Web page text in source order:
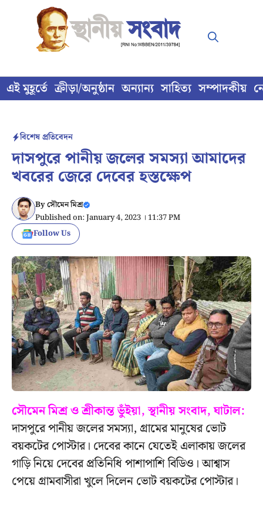
content
এই মুহূর্তে ক্রীড়া/অনুষ্ঠান অন্যান্য সাহিত্য সম্পাদকীয়
বিশেষ প্রতিবেদন
দাসপুরে পানীয় জলের সমস্যা আমাদের
খবরের জেরে দেবের হস্তক্ষেপ
Byসৌমেন মিশ্র
Published on: January 4, 2023 । 11:37 PM
Follow Us
সৌমেন মিশ্র ও শ্রীকান্ত ভুঁইয়া, স্থানীয় সংবাদ, ঘাটাল:
দাসপুরে পানীয় জলের সমস্যা, গ্রামের মানুষের ভোট
বয়কটের পোস্টার। দেবের কানে যেতেই এলাকায় জলের
গাড়ি নিয়ে দেবের প্রতিনিধি পাশাপাশি বিডিও। আশ্বাস
পেয়ে গ্রামবাসীরা খুলে দিলেন ভোট বয়কটের পোস্টার।